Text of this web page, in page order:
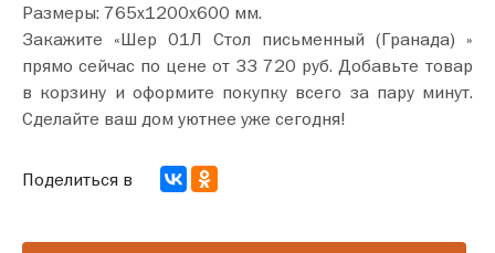
Размеры: 765х1200х600 мм.
Закажите «Шер 01Л Стол письменный (Гранада) »
прямо сейчас по цене от 33 720 руб. Добавьте товар
в корзину и оформите покупку всего за пару минут.
Сделайте ваш дом уютнее уже сегодня!
Поделиться в